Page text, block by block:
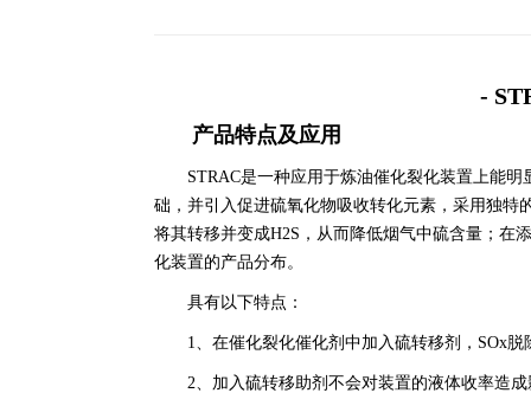
-
产品特点及应用
STRAC是一种应用于炼油催化裂化装置上能
础，并引入促进硫氧化物吸收转化元素，采用独特
将其转移并变成H2S，从而降低烟气中硫含量；在
化装置的产品分布。
具有以下特点：
1、在催化裂化催化剂中加入硫转移剂，SOx脱
2、加入硫转移助剂不会对装置的液体收率造